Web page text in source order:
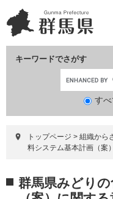
ー
ジ
ニ
ュ
て
キーワードでさがす
すべ
トップページ > 組織から
料システム基本計画（案
文 群馬県みどり